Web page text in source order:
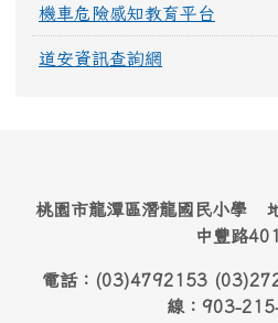
機車危險感知教育平台
道安資訊查詢網
桃園市龍潭區潛龍國民小學
中豐路
電話：(03)4792153
線：903-